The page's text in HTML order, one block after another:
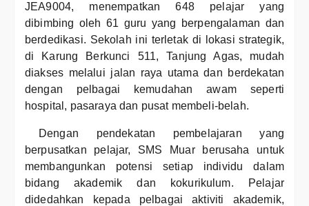
JEA9004, menempatkan 648 pelajar yang
dibimbing oleh 61 guru yang berpengalaman dan
berdedikasi. Sekolah ini terletak di lokasi strategik,
di Karung Berkunci 511, Tanjung Agas, mudah
diakses melalui jalan raya utama dan berdekatan
dengan pelbagai kemudahan awam seperti
hospital, pasaraya dan pusat membeli-belah.
Dengan pendekatan pembelajaran yang
berpusatkan pelajar, SMS Muar berusaha untuk
membangunkan potensi setiap individu dalam
bidang akademik dan kokurikulum. Pelajar
didedahkan kepada pelbagai aktiviti akademik,